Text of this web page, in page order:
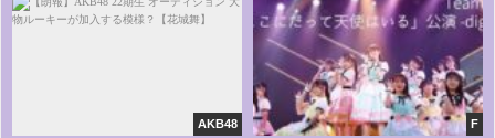
AKB48 F